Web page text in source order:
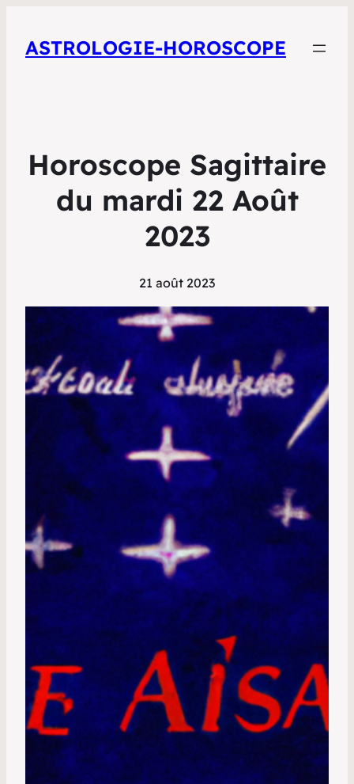
ASTROLOGIE-HOROSCOPE
Horoscope Sagittaire
du mardi 22 Août
2023
21 août 2023